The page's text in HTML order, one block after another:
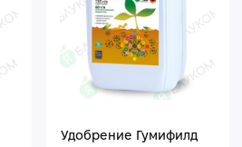
Удобрение Гумифилд